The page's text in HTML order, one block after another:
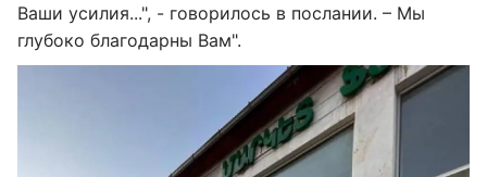
Ваши усилия...", - говорилось в послании. – Мы
глубоко благодарны Вам".